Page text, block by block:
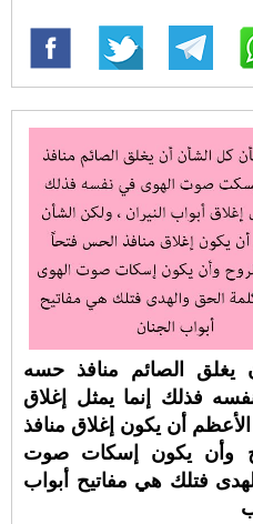
الصائم منافذ حسه
فذلك إنما يمثل إغلاق
أن يكون إغلاق منافذ
وأن يكون إسكات صوت
فتلك هي مفاتيح أبواب